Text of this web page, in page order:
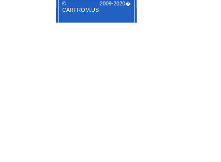
© 2009-2020�
CARFROM.US